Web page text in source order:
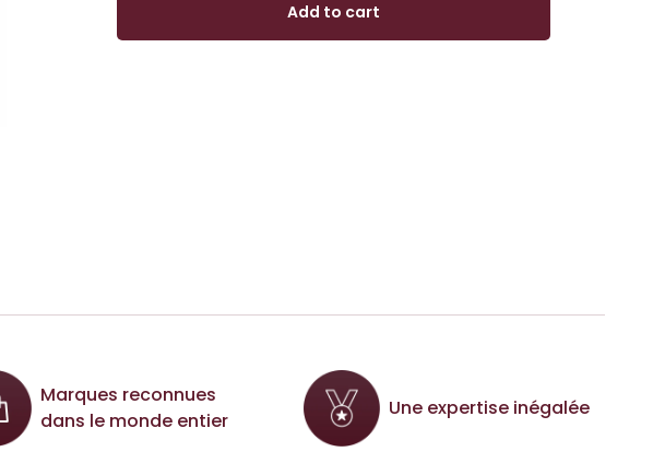
Add to cart
Marques reconnues
dans le monde entier
Une expertise inégalée